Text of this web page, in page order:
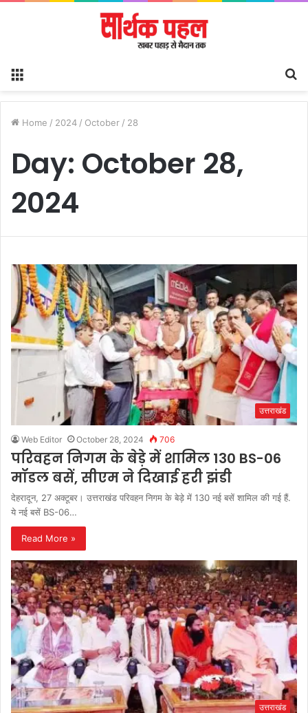
Home / 2024 / October / 28
Day: October 28,
2024
उत्तराखंड
Web Editor October 28, 2024 706
परिवहन निगम के बेड़े में शामिल 130 BS-06
मॉडल बसें, सीएम ने दिखाई हरी झंडी
देहरादून, 27 अक्टूबर। उत्तराखंड परिवहन निगम के बेड़े में 130 नई बसें शामिल की गई हैं.
ये नई बसें BS-06…
Read More »
उत्तराखंड